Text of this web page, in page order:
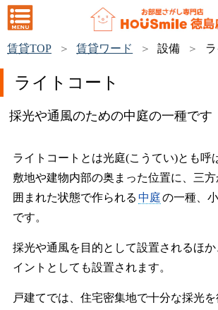
賃貸TOP 賃貸ワード 設備
ライトコート
採光や通風のための中庭の一種です
ライトコートとは光庭(こうてい)とも呼
敷地や建物内部の奥まった位置に、三
囲まれた状態で作られる 中庭の一種、
です。
採光や通風を目的として設置されるほ
イントとしても設置されます。
戸建てでは、住宅密集地で十分な採光